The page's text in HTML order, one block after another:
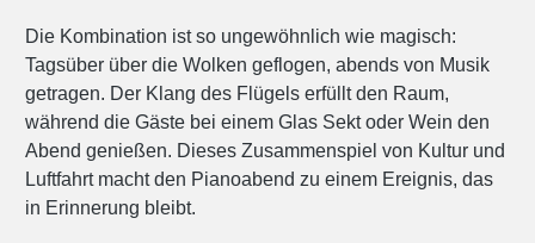
Die Kombination ist so ungewöhnlich wie magisch:
Tagsüber über die Wolken geflogen, abends von Musik
getragen. Der Klang des Flügels erfüllt den Raum,
während die Gäste bei einem Glas Sekt oder Wein den
Abend genießen. Dieses Zusammenspiel von Kultur und
Luftfahrt macht den Pianoabend zu einem Ereignis, das
in Erinnerung bleibt.